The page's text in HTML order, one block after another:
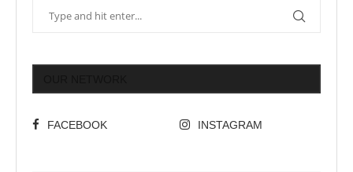
FACEBOOK INSTAGRAM